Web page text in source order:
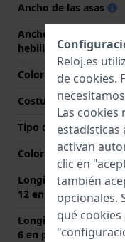
Ancho de las asas
Ancho de correa en la
hebilla
Color de correa
Costura de color
Tipo de cierre
Color del cierre
Longitud de la correa
12 en punto (mm)
Longitud de la correa
6 en punto (mm)
Reloj.es
de cookies.
Las cookies
estadísticas
activan
clic en
también
opcionales.
qué cookies